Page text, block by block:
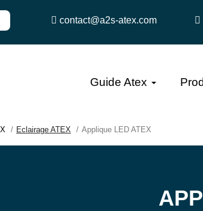
contact@a2s-atex.com
Guide Atex
Eclairage ATEX Applique LED ATEX